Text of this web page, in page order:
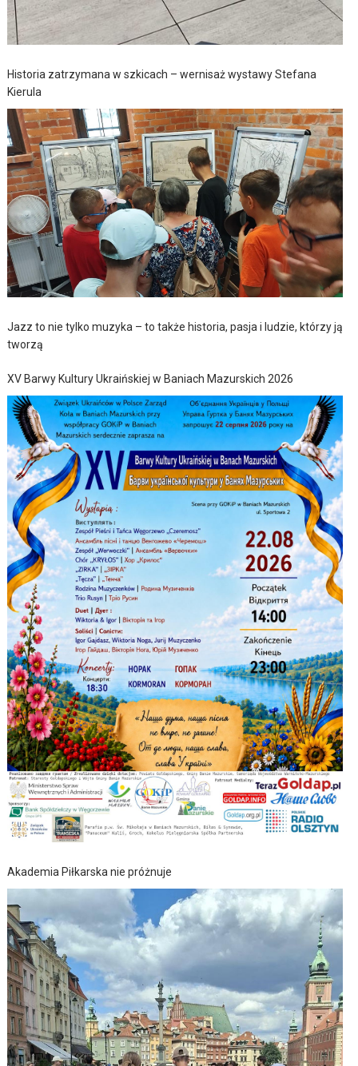
Historia zatrzymana w szkicach – wernisaż wystawy Stefana
Kierula
Jazz to nie tylko muzyka – to także historia, pasja i ludzie, którzy ją
tworzą
XV Barwy Kultury Ukraińskiej w Baniach Mazurskich 2026
Akademia Piłkarska nie próżnuje